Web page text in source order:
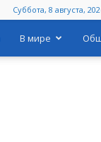
Суббота, 8 августа,
В мире